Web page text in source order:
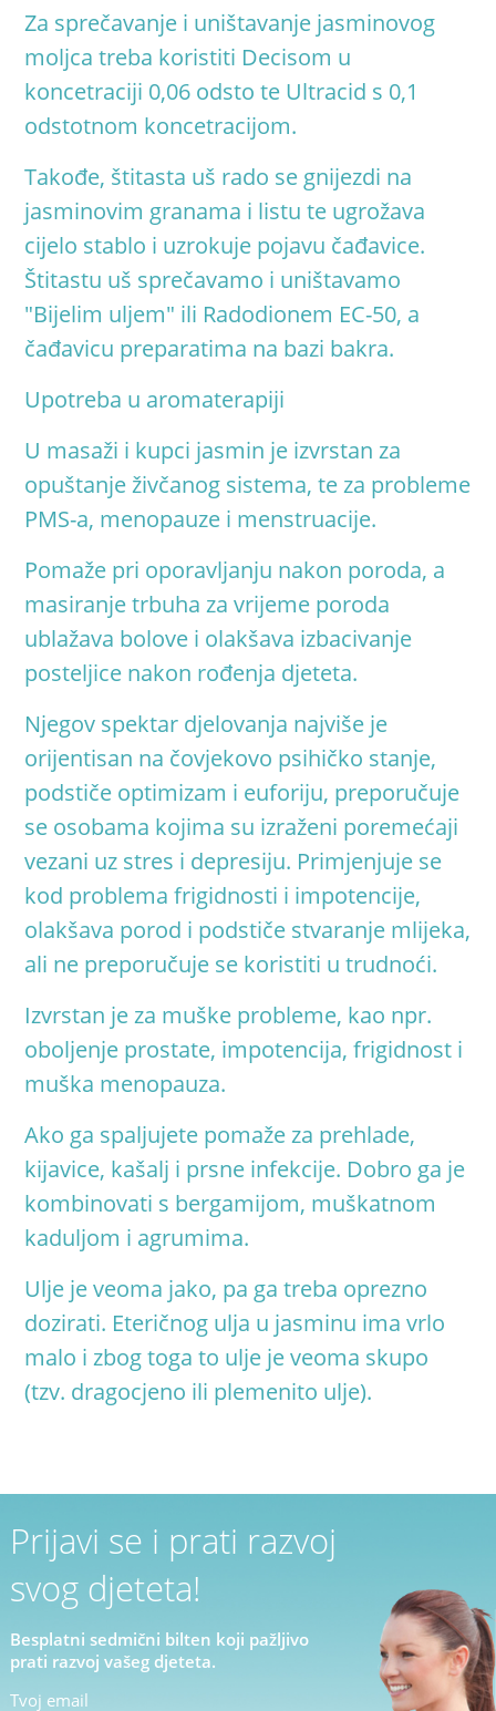
Za sprečavanje i uništavanje jasminovog
moljca treba koristiti Decisom u
koncetraciji 0,06 odsto te Ultracid s 0,1
odstotnom koncetracijom.
Takođe, štitasta uš rado se gnijezdi na
jasminovim granama i listu te ugrožava
cijelo stablo i uzrokuje pojavu čađavice.
Štitastu uš sprečavamo i uništavamo
"Bijelim uljem" ili Radodionem EC-50, a
čađavicu preparatima na bazi bakra.
Upotreba u aromaterapiji
U masaži i kupci jasmin je izvrstan za
opuštanje živčanog sistema, te za probleme
PMS-a, menopauze i menstruacije.
Pomaže pri oporavljanju nakon poroda, a
masiranje trbuha za vrijeme poroda
ublažava bolove i olakšava izbacivanje
posteljice nakon rođenja djeteta.
Njegov spektar djelovanja najviše je
orijentisan na čovjekovo psihičko stanje,
podstiče optimizam i euforiju, preporučuje
se osobama kojima su izraženi poremećaji
vezani uz stres i depresiju. Primjenjuje se
kod problema frigidnosti i impotencije,
olakšava porod i podstiče stvaranje mlijeka,
ali ne preporučuje se koristiti u trudnoći.
Izvrstan je za muške probleme, kao npr.
oboljenje prostate, impotencija, frigidnost i
muška menopauza.
Ako ga spaljujete pomaže za prehlade,
kijavice, kašalj i prsne infekcije. Dobro ga je
kombinovati s bergamijom, muškatnom
kaduljom i agrumima.
Ulje je veoma jako, pa ga treba oprezno
dozirati. Eteričnog ulja u jasminu ima vrlo
malo i zbog toga to ulje je veoma skupo
(tzv. dragocjeno ili plemenito ulje).
Prijavi se i prati razvoj
svog djeteta!
Besplatni sedmični bilten koji pažljivo
prati razvoj vašeg djeteta.
Tvoj email